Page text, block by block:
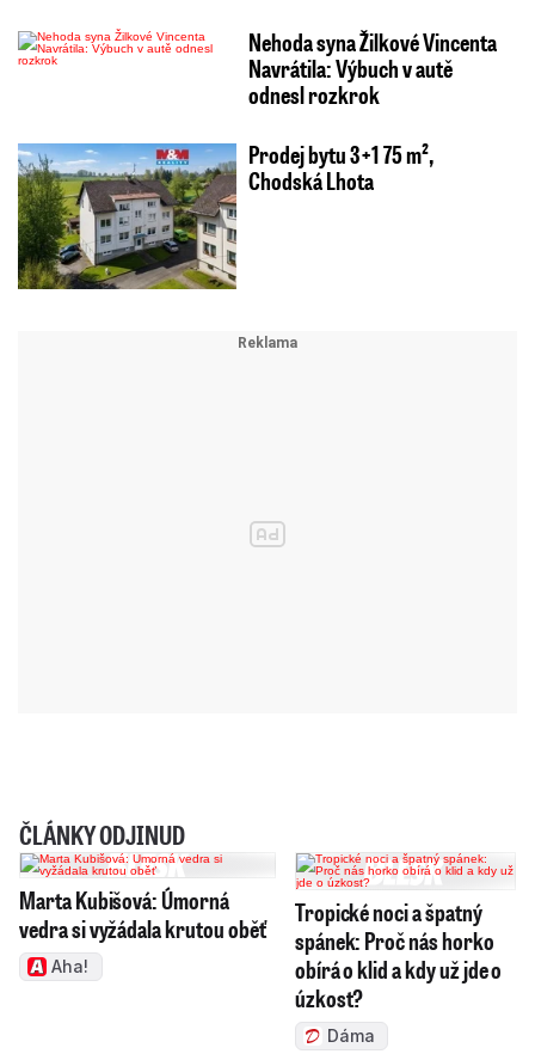
Nehoda syna Žilkové Vincenta
Navrátila: Výbuch v autě
odnesl rozkrok
Prodej bytu 3+1 75 m²,
Chodská Lhota
ČLÁNKY ODJINUD
Marta Kubišová: Úmorná
vedra si vyžádala krutou oběť
Aha!
Tropické noci a špatný
spánek: Proč nás horko
obírá o klid a kdy už jde o
úzkost?
Dáma